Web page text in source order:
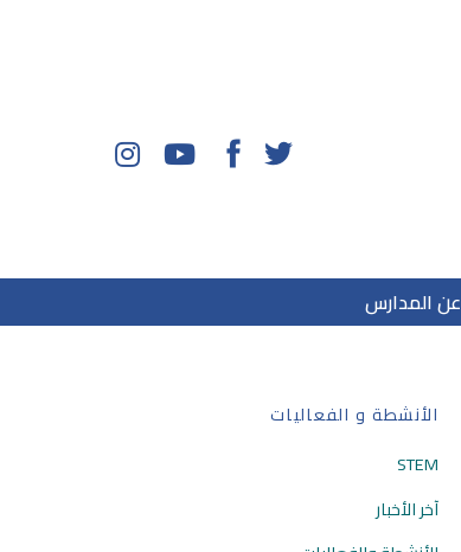
عن المدارس
الأنشطة و الفعاليات
STEM
آخر الأخبار